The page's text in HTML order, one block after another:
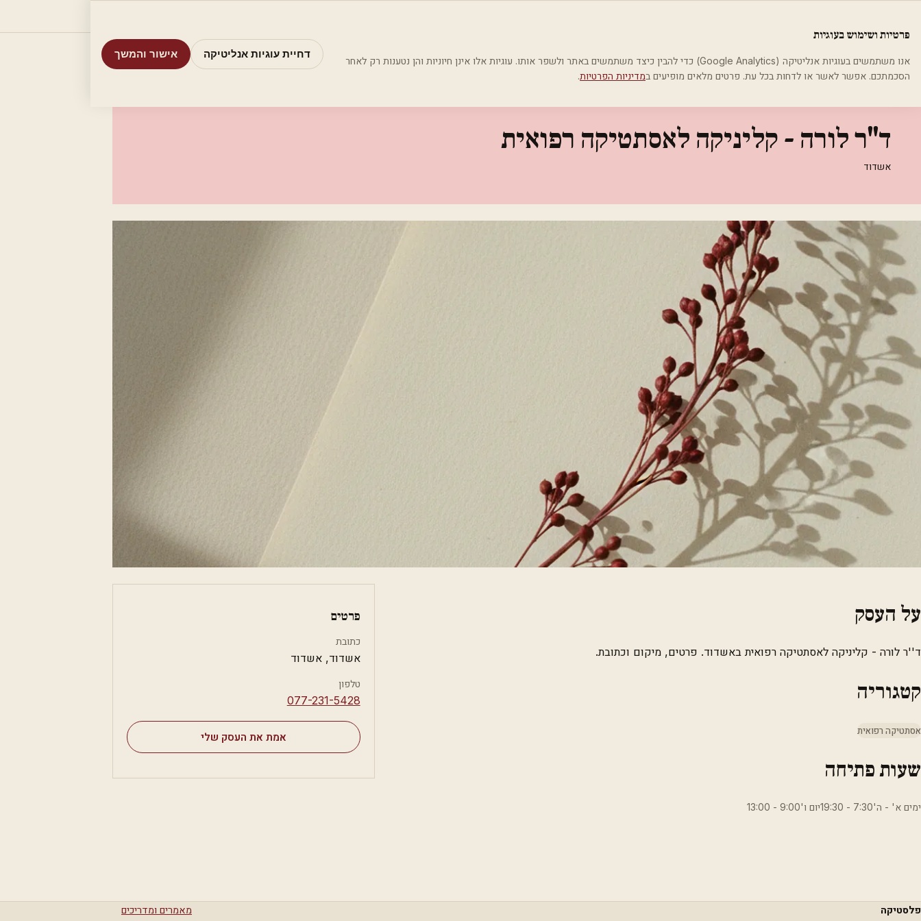
בית קטגוריות אסתטיקה רפואית
ד''ר לורה - קליניקה לאסתטיקה רפואית
אשדוד
על העסק
ד''ר לורה - קליניקה לאסתטיקה רפואית באשדוד. פרטים, מיקום וכתובת.
קטגוריה
אסתטיקה רפואית
שעות פתיחה
ימים א' - ה'7:30 - 19:30יום ו'9:00 - 13:00
פרטים
כתובת
אשדוד, אשדוד
טלפון
⁦077-231-5428⁩
אמת את העסק שלי
פלסטיקה מאמרים ומדריכים
פרטיות ושימוש בעוגיות
אנו משתמשים בעוגיות אנליטיקה (Google Analytics) כדי להבין כיצד משתמשים באתר ולשפר אותו. עוגיות אלו אינן חיוניות והן נטענות רק לאחר
הסכמתכם. אפשר לאשר או לדחות בכל עת. פרטים מלאים מופיעים במדיניות הפרטיות.
דחיית עוגיות אנליטיקה אישור והמשך